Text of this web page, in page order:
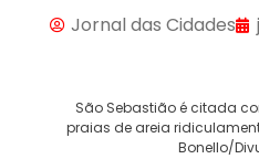
Jornal das Cidades
São Sebastião é citada
praias de areia
Bonello/